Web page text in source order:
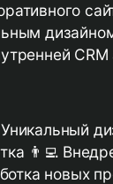
CRM
👨‍💻
новых